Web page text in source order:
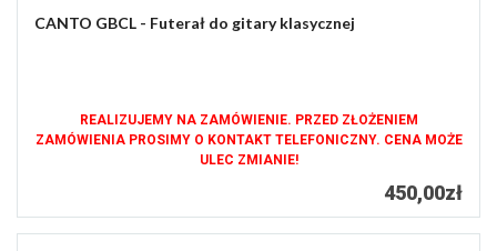
CANTO GBCL - Futerał do gitary klasycznej
REALIZUJEMY NA ZAMÓWIENIE. PRZED ZŁOŻENIEM
ZAMÓWIENIA PROSIMY O KONTAKT TELEFONICZNY. CENA MOŻE
ULEC ZMIANIE!
450,00zł